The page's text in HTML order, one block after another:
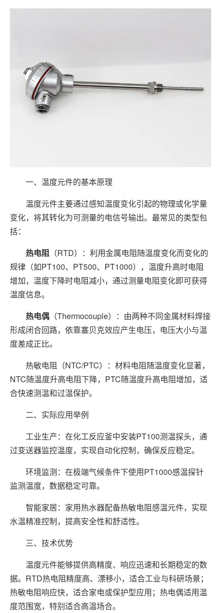
一、温度元件的基本原理
温度元件主要通过感知温度变化引起的物理或化学量
变化，将其转化为可测量的电信号输出。最常见的类型包
括：
热电阻 （RTD）：利用金属电阻随温度变化而变化的
规律（如PT100、PT500、PT1000），温度升高时电阻
增加，温度下降时电阻减小，通过测量电阻变化即可获得
温度信息。
热电偶 （Thermocouple）：由两种不同金属材料焊接
形成闭合回路，依靠塞贝克效应产生电压，电压大小与温
度差成正比。
热敏电阻（NTC/PTC）：材料电阻随温度变化显著，
NTC随温度升高电阻下降，PTC随温度升高电阻增加，适
合快速测温和过温保护。
二、实际应用举例
工业生产：在化工反应釜中安装PT100测温探头，通
过变送器监控温度，实现自动化控制，确保反应稳定。
环境监测：在极端气候条件下使用PT1000感温探针
监测温度，数据稳定可靠。
智能家居：家用热水器配备热敏电阻感温元件，实现
水温精准控制，提高安全性和舒适性。
三、技术优势
温度元件能够提供高精度、响应迅速和长期稳定的数
据。RTD热电阻精度高、漂移小，适合工业与科研场景；
热敏电阻响应快，适合家电或保护型应用；热电偶适用温
度范围宽，特别适合高温场合。